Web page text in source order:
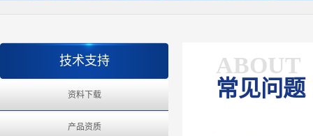
技术支持
资料下载
产品资质
ABOUT
常见问题